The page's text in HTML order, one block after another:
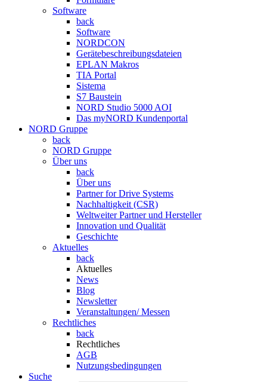
Software
back
Software
NORDCON
Gerätebeschreibungsdateien
EPLAN Makros
TIA Portal
Sistema
S7 Baustein
NORD Studio 5000 AOI
Das myNORD Kundenportal
NORD Gruppe
back
NORD Gruppe
Über uns
back
Über uns
Partner for Drive Systems
Nachhaltigkeit (CSR)
Weltweiter Partner und Hersteller
Innovation und Qualität
Geschichte
Aktuelles
back
Aktuelles
News
Blog
Newsletter
Veranstaltungen/ Messen
Rechtliches
back
Rechtliches
AGB
Nutzungsbedingungen
Suche